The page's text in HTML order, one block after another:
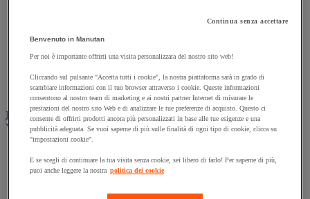
Lampada frontale
Lampada portatile
Proiettore da cantiere
Torcia
Ingrassaggio e lubrificazione
Vedi tutte le categorie
Attrezzi per lubrificazione
Grasso e olio
Continua senza accettare
Benvenuto in Manutan
Per noi è importante offrirti una visita personalizzata del nostro sito web!
Cliccando sul pulsante "Accetta tutti i cookie", la nostra piattaforma sarà in grado di
scambiare informazioni con il tuo browser attraverso i cookie. Queste informazioni
consentono al nostro team di marketing e ai nostri partner Internet di misurare le
prestazioni del nostro sito Web e di analizzare le tue preferenze di acquisto. Questo ci
consente di offrirti prodotti ancora più personalizzati in base alle tue esigenze e una
pubblicità adeguata. Se vuoi saperne di più sulle finalità di ogni tipo di cookie, clicca su
"impostazioni cookie".
E se scegli di continuare la tua visita senza cookie, sei libero di farlo! Per saperne di più,
puoi anche leggere la nostra politica dei cookie